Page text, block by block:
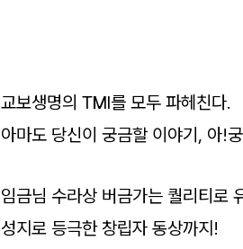
교보생명의 TMI를 모두 파헤친다.
아마도 당신이 궁금할 이야기, 아!
임금님 수라상 버금가는 퀄리티로
성지로 등극한 창립자 동상까지!